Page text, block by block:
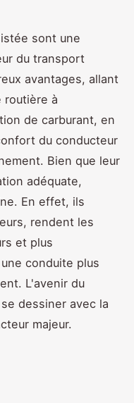
sont une
du transport
avantages, allant
routière à
de carburant, en
du conducteur
Bien que leur
adéquate,
En effet, ils
rendent les
et plus
conduite plus
L'avenir du
dessiner avec la
majeur.